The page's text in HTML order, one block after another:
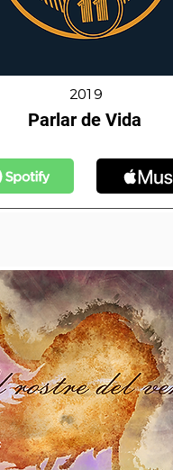
2019
Parlar de Vida